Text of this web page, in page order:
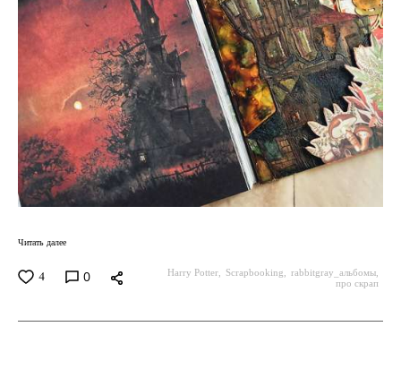
4 0 Harry Potter Scrapbooking
rabbitgray_альбомы
про скрап
Читать далее